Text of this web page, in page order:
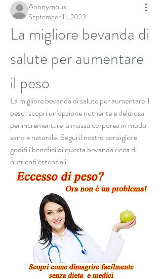
Anonymous
September 11, 2023
La migliore bevanda di
salute per aumentare
il peso
La migliore bevanda di salute per aumentare il
peso: scopri un'opzione nutriente e deliziosa
per incrementare la massa corporea in modo
sano e naturale. Segui il nostro consiglio e
goditi i benefici di questa bevanda ricca di
nutrienti essenziali.